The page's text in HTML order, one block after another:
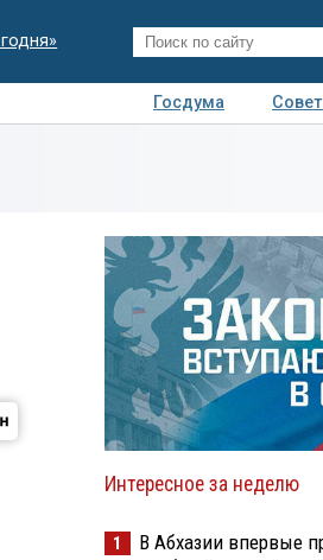
Госдума
Интересное за неделю
1
В Абхазии впервые